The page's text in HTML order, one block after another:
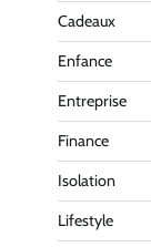
Cadeaux
Enfance
Entreprise
Finance
Isolation
Lifestyle